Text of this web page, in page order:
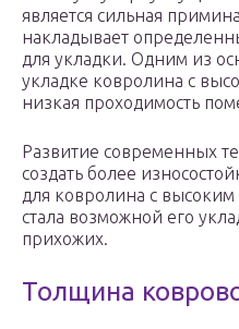
является сильная
накладывает
для укладки. Одним из
укладке ковролина с
низкая проходимость
Развитие современных
создать более
для ковролина с
стала возможной его
прихожих.
Толщина